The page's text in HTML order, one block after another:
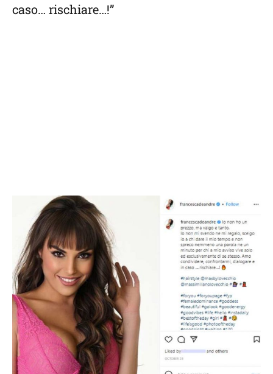
caso… rischiare…!”